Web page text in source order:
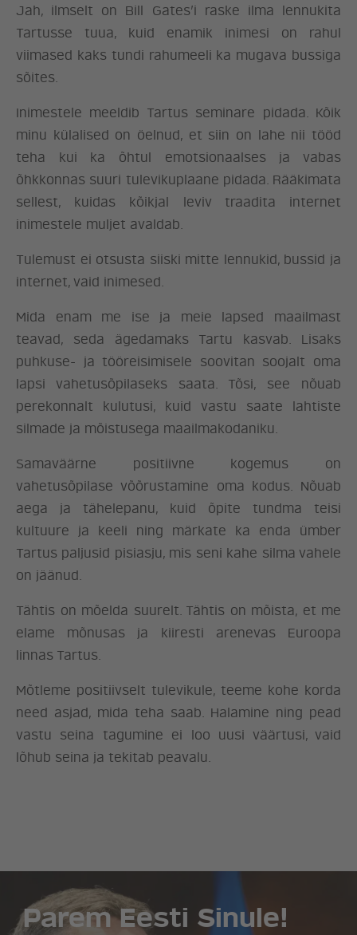
Jah, ilmselt on Bill Gates’i raske ilma lennukita
Tartusse tuua, kuid enamik inimesi on rahul
viimased kaks tundi rahumeeli ka mugava bussiga
sõites.
Inimestele meeldib Tartus seminare pidada. Kõik
minu külalised on öelnud, et siin on lahe nii tööd
teha kui ka õhtul emotsionaalses ja vabas
õhkkonnas suuri tulevikuplaane pidada. Rääkimata
sellest, kuidas kõikjal leviv traadita internet
inimestele muljet avaldab.
Tulemust ei otsusta siiski mitte lennukid, bussid ja
internet, vaid inimesed.
Mida enam me ise ja meie lapsed maailmast
teavad, seda ägedamaks Tartu kasvab. Lisaks
puhkuse- ja tööreisimisele soovitan soojalt oma
lapsi vahetusõpilaseks saata. Tõsi, see nõuab
perekonnalt kulutusi, kuid vastu saate lahtiste
silmade ja mõistusega maailmakodaniku.
Samaväärne positiivne kogemus on
vahetusõpilase võõrustamine oma kodus. Nõuab
aega ja tähelepanu, kuid õpite tundma teisi
kultuure ja keeli ning märkate ka enda ümber
Tartus paljusid pisiasju, mis seni kahe silma vahele
on jäänud.
Tähtis on mõelda suurelt. Tähtis on mõista, et me
elame mõnusas ja kiiresti arenevas Euroopa
linnas Tartus.
Mõtleme positiivselt tulevikule, teeme kohe korda
need asjad, mida teha saab. Halamine ning pead
vastu seina tagumine ei loo uusi väärtusi, vaid
lõhub seina ja tekitab peavalu.
Parem Eesti Sinule!